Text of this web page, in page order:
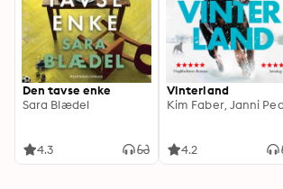
Den tavse enke
Sara Blædel
4.3
Vinterland
4.2